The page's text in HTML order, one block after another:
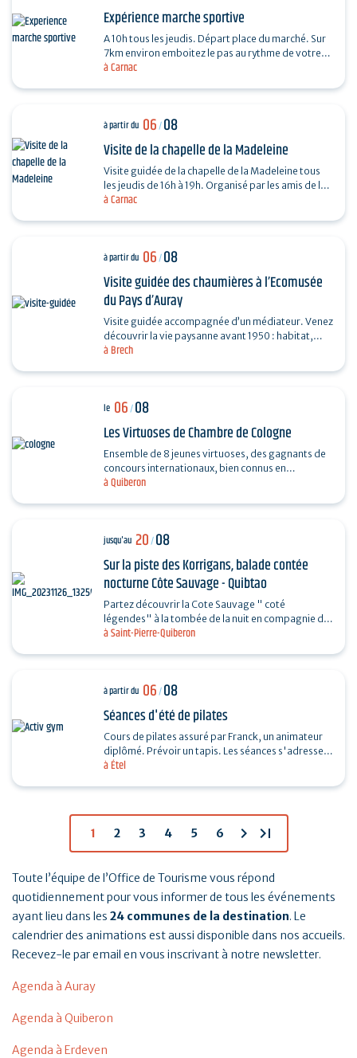
à Carnac
Expérience marche sportive
A 10h tous les jeudis. Départ place du marché. Sur
7km environ emboitez le pas au rythme de votre
coach sportif (6km environs) . La marche sportive
à Carnac
à partir du 06/08
Visite de la chapelle de la Madeleine
Visite guidée de la chapelle de la Madeleine tous
les jeudis de 16h à 19h. Organisé par les amis de la
à Brech
à partir du 06/08
Visite guidée des chaumières à l’Ecomusée
du Pays d’Auray
Visite guidée accompagnée d’un médiateur. Venez
découvrir la vie paysanne avant 1950 : habitat,
agriculture, paysage, savoir-faire… et enrichir…
à Quiberon
le 06/08
Les Virtuoses de Chambre de Cologne
Ensemble de 8 jeunes virtuoses, des gagnants de
concours internationaux, bien connus en
Allemagne grâce à leur professionnalisme et à la
à Saint-Pierre-Quiberon
jusqu'au 20/08
Sur la piste des Korrigans, balade contée
nocturne Côte Sauvage - Quibtao
Partez découvrir la Cote Sauvage " coté
légendes" à la tombée de la nuit en compagnie de
Charlotte et laissez-vous rêver au fil de vos pas et
à Étel
à partir du 06/08
Séances d'été de pilates
Cours de pilates assuré par Franck, un animateur
diplômé. Prévoir un tapis. Les séances s'adressent
1 2 3 4 5 6 chevron_right last_page
Toute l’équipe de l’Office de Tourisme vous répond
quotidiennement pour vous informer de tous les événements
ayant lieu dans les 24 communes de la destination. Le
calendrier des animations est aussi disponible dans nos accueils.
Recevez-le par email en vous inscrivant à notre newsletter.
Agenda à Auray
Agenda à Quiberon
Agenda à Erdeven